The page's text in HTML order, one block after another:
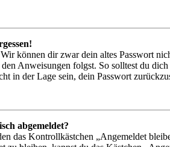
können dir zwar dein altes Passwort
Anweisungen folgst. So solltest du
in der Lage sein, dein Passwort
abgemeldet?
das Kontrollkästchen „Angemeldet